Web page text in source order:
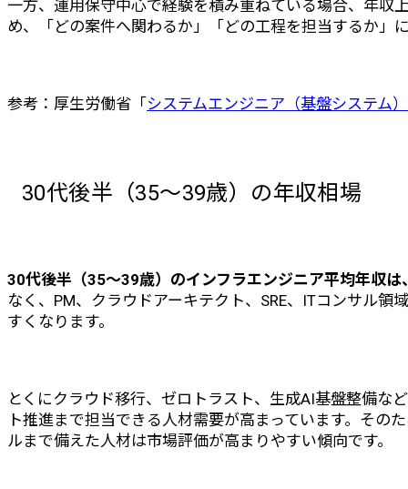
一方、運用保守中心で経験を積み重ねている場合、年収
め、「どの案件へ関わるか」「どの工程を担当するか」
参考：厚生労働省「 システムエンジニア（基盤システム
30代後半（35〜39歳）の年収相場
30代後半（35〜39歳）のインフラエンジニア平均年収は
なく、PM、クラウドアーキテクト、SRE、ITコンサル
すくなります。
とくにクラウド移行、ゼロトラスト、生成AI基盤整備な
ト推進まで担当できる人材需要が高まっています。その
ルまで備えた人材は市場評価が高まりやすい傾向です。